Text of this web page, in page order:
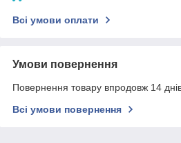
Всі умови оплати
Умови повернення
Повернення товару впродовж 14
Всі умови повернення